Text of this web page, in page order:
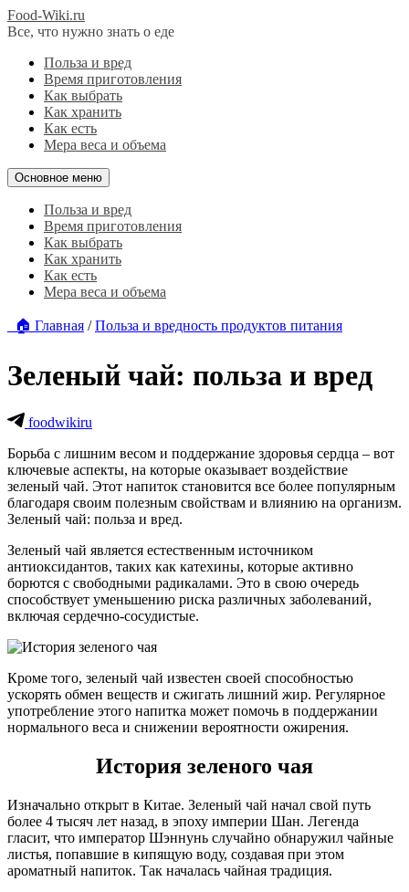
Food-Wiki.ru
Все, что нужно знать о еде
Польза и вред
Время приготовления
Как выбрать
Как хранить
Как есть
Мера веса и объема
Основное меню
Польза и вред
Время приготовления
Как выбрать
Как хранить
Как есть
Мера веса и объема
🏠 Главная /Польза и вредность продуктов питания
Зеленый чай: польза и вред
foodwikiru
Борьба с лишним весом и поддержание здоровья сердца – вот
ключевые аспекты, на которые оказывает воздействие
зеленый чай. Этот напиток становится все более популярным
благодаря своим полезным свойствам и влиянию на организм.
Зеленый чай: польза и вред.
Зеленый чай является естественным источником
антиоксидантов, таких как катехины, которые активно
борются с свободными радикалами. Это в свою очередь
способствует уменьшению риска различных заболеваний,
включая сердечно-сосудистые.
Кроме того, зеленый чай известен своей способностью
ускорять обмен веществ и сжигать лишний жир. Регулярное
употребление этого напитка может помочь в поддержании
нормального веса и снижении вероятности ожирения.
История зеленого чая
Изначально открыт в Китае. Зеленый чай начал свой путь
более 4 тысяч лет назад, в эпоху империи Шан. Легенда
гласит, что император Шэннунь случайно обнаружил чайные
листья, попавшие в кипящую воду, создавая при этом
ароматный напиток. Так началась чайная традиция.